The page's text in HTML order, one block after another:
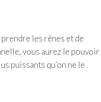
les rênes et de
vous aurez le pouvoir
puissants qu’on ne le